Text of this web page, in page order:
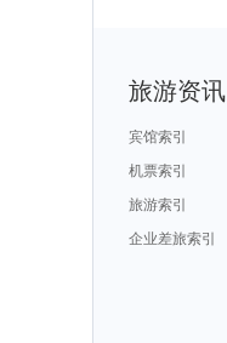
旅游资讯
宾馆索引
机票索引
旅游索引
企业差旅索引